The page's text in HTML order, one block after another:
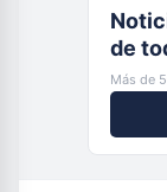
de
Más de